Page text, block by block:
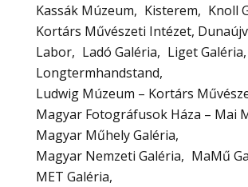
Kassák Múzeum
Kisterem
Knoll
Kortárs Művészeti Intézet,
Labor
Ladó Galéria
Liget Galéria
Longtermhandstand
Ludwig Múzeum – Kortárs
Magyar Fotográfusok Háza – Mai
Magyar Műhely Galéria
Magyar Nemzeti Galéria
MaMű
MET Galéria